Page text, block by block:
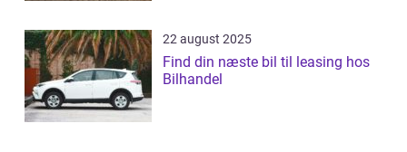
22 august 2025
Find din næste bil til leasing hos
Bilhandel